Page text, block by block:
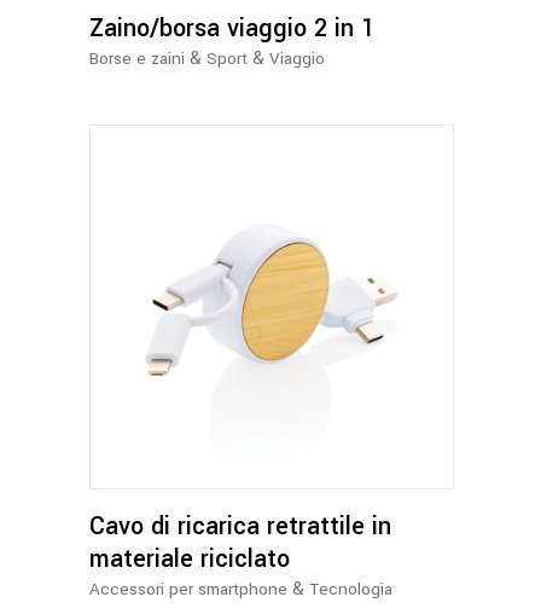
Zaino/borsa viaggio 2 in 1
Borse e zaini & Sport & Viaggio
Cavo di ricarica retrattile in
materiale riciclato
Accessori per smartphone & Tecnologia